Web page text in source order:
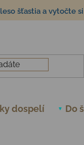
šťastia a vytočte
dospelí Do